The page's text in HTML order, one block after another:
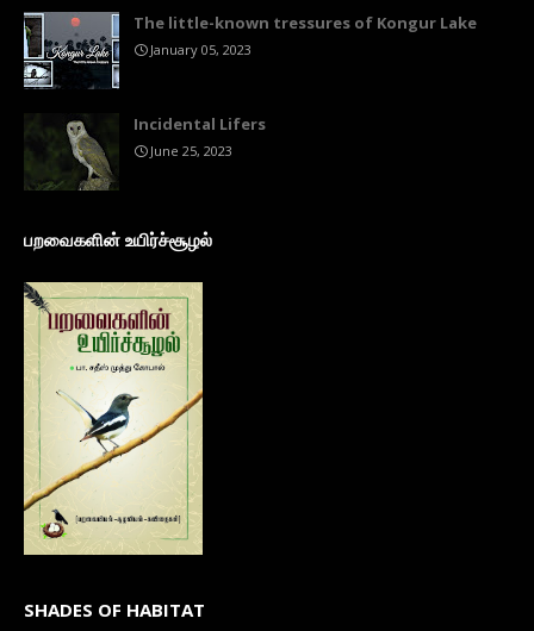
The little-known tressures of Kongur Lake
January 05, 2023
Incidental Lifers
June 25, 2023
பறவைகளின் உயிர்ச்சூழல்
SHADES OF HABITAT